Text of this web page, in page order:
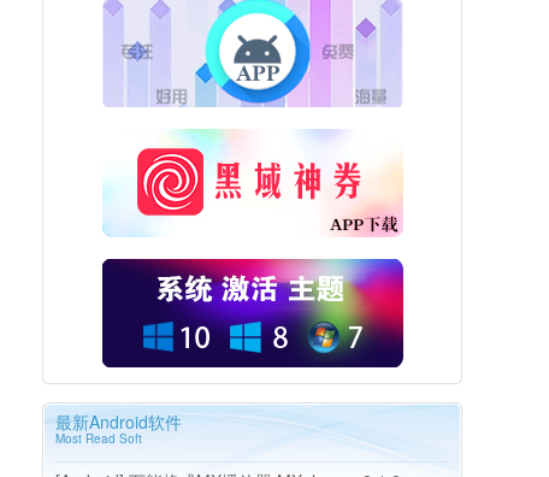
最新Android软件
Most Read Soft